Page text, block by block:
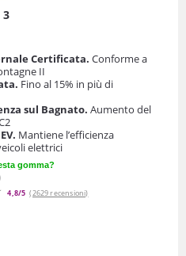
3
Certificata. Conforme a
II
Fino al 15% in più di
sul Bagnato. Aumento del
Mantiene l’efficienza
elettrici
gomma?
4,8/5 (2629 recensioni)